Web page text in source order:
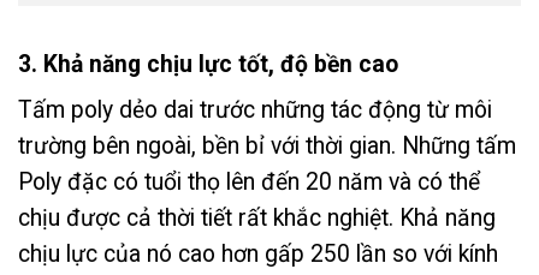
3. Khả năng chịu lực tốt, độ bền cao
Tấm poly dẻo dai trước những tác động từ môi
trường bên ngoài, bền bỉ với thời gian. Những tấm
Poly đặc có tuổi thọ lên đến 20 năm và có thể
chịu được cả thời tiết rất khắc nghiệt. Khả năng
chịu lực của nó cao hơn gấp 250 lần so với kính